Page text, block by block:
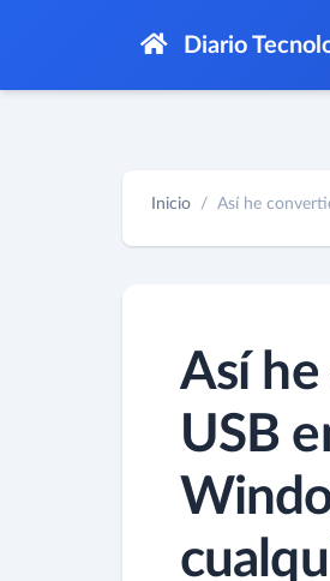
Diario
Inicio Así he
Así
USB